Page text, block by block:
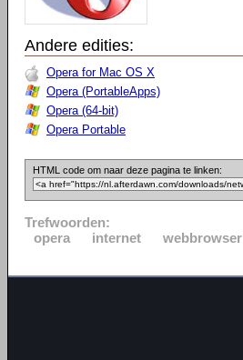
Andere edities:
Opera for Mac OS X
Opera (PortableApps)
Opera (64-bit)
Opera Portable
HTML code om naar deze pagina te linken:
Trefwoorden:
opera
internet webbrowser